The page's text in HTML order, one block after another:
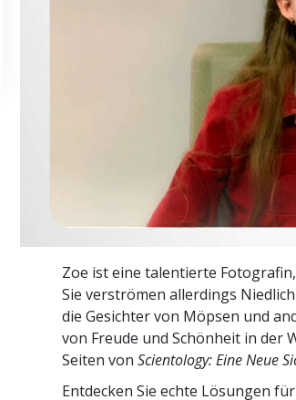
Zoe ist eine talentierte
Sie verströmen allerdings
die Gesichter von Möpsen und
von Freude und Schönheit in der
Seiten von Scientology: Eine Neue
Entdecken Sie echte Lösungen